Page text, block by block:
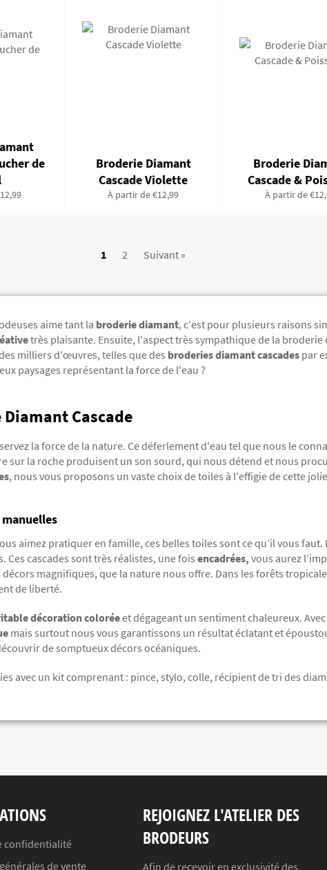
de
Broderie Diamant
Cascade Violette
À partir de €12,99
Broderie
Cascade &
À partir de
1 2 Suivant »
aime tant la broderie diamant, c'est pour plusieurs raisons
très plaisante. Ensuite, l'aspect très sympathique de la
milliers d'œuvres, telles que des broderies diamant cascades par
paysages représentant la force de l'eau ?
Cascade
la force de la nature. Ce déferlement d'eau tel que nous le
sur la roche produisent un son sourd, qui nous détend et nous
, nous vous proposons un vaste choix de toiles à l'effigie de cette
aimez pratiquer en famille, ces belles toiles sont ce qu’il vous faut.
cascades sont très réalistes, une fois encadrées, vous aurez
magnifiques, que la nature nous offre. Dans les forêts
de liberté.
décoration coloréeet dégageant un sentiment chaleureux.
mais surtout nous vous garantissons un résultat éclatant et
de somptueux décors océaniques.
avec un kit comprenant : pince, stylo, colle, récipient de tri des
confidentialité
de vente
REJOIGNEZ L'ATELIER DES
BRODEURS
Afin de recevoir en exclusivité des